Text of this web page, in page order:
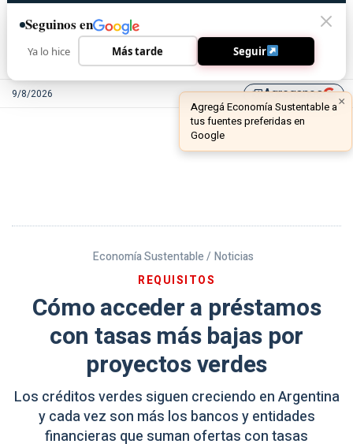
9/8/2026 library_addAgreganos
Economía Sustentable / Noticias
REQUISITOS
Cómo acceder a préstamos
con tasas más bajas por
proyectos verdes
Los créditos verdes siguen creciendo en Argentina
y cada vez son más los bancos y entidades
financieras que suman ofertas con tasas
Seguinos en
Ya lo hice Más tarde Seguir